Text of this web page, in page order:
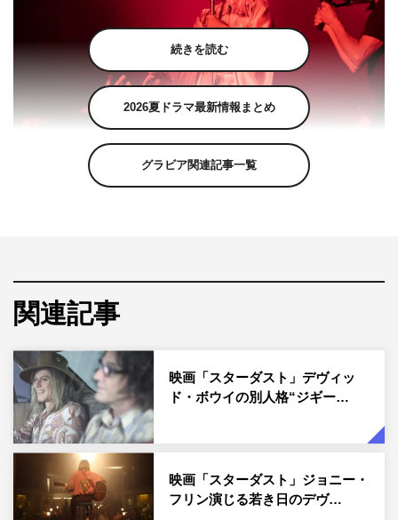
公開中の映画「スターダスト」より、ライブシーンのメイ
キング写真が解禁された。
音楽史にその名を刻む偉大なアイコン・デヴィッド・ボウ
イ。本作は、デヴィッド・ボウイがアルバム『ジギー・ス
ターダスト』（1972）を発表する前年、若き日のデヴィ
ッド・ボウイを描いた“ジギー・スターダスト”誕生の物
語。のちにデヴィッド・ボウイの最も有名な別人格“ジギ
ー・スターダスト”を生み出すきっかけとなった瞬間の舞
台裏、キャリアのターニングポイント、それに関わった人
続きを読む
2026夏ドラマ最新情報まとめ
グラビア関連記事一覧
関連記事
映画「スターダスト」デヴィッ
ド・ボウイの別人格“ジギー…
映画「スターダスト」ジョニー・
フリン演じる若き日のデヴ…